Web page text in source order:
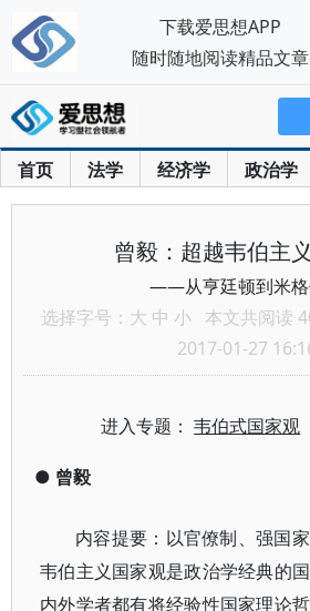
首页 法学 经济学 政治学
曾毅：超越韦伯主
——从亨廷顿到米
选择字号： 大 中 小 本文共阅读
2017-01-27
进入专题：韦伯式国家观
● 曾毅
内容提要：以官僚制、强国
韦伯主义国家观是政治学经典的
内外学者都有将经验性国家理论
下载爱思想APP
随时随地阅读精品文章